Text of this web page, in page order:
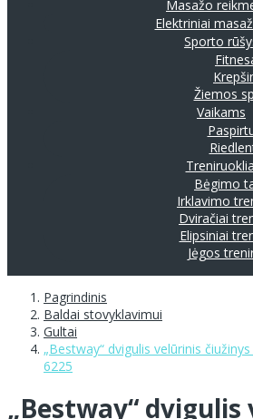
Masažo
Elektriniai
Sporto
Žiemos
Vaikams
Bėgimo
Irklavimo
Dviračiai
Elipsiniai
Jėgos
Pagrindinis
Baldai stovyklavimui
Gultai
„Bestway“ dvigulis velūrinis
6225
„Bestway“